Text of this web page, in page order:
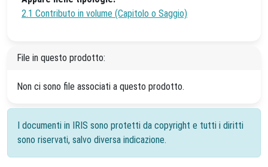
2.1 Contributo in volume (Capitolo o Saggio)
File in questo prodotto:
Non ci sono file associati a questo prodotto.
I documenti in IRIS sono protetti da copyright e tutti i diritti
sono riservati, salvo diversa indicazione.